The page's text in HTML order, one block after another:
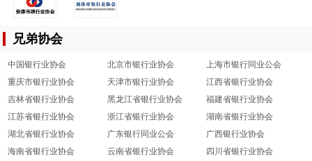
兄弟协会
中国银行业协会 北京市银行业协会
上海市银行同业公会
重庆市银行业协会
天津市银行业协会
江西省银行业协会
吉林省银行业协会
黑龙江省银行业协会
福建省银行业协会
江苏省银行业协会
浙江省银行业协会
湖南省银行业协会
湖北省银行业协会
广东银行同业公会
广西银行业协会
海南省银行业协会
云南省银行业协会
四川省银行业协会